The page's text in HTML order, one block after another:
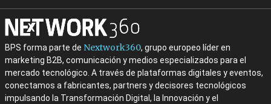
BPS forma parte de Nextwork360, grupo europeo líder en
marketing B2B, comunicación y medios especializados para el
mercado tecnológico. A través de plataformas digitales y eventos,
conectamos a fabricantes, partners y decisores tecnológicos
impulsando la Transformación Digital, la Innovación y el